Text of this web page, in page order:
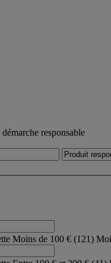
responsable
Moins de 100 € (121)